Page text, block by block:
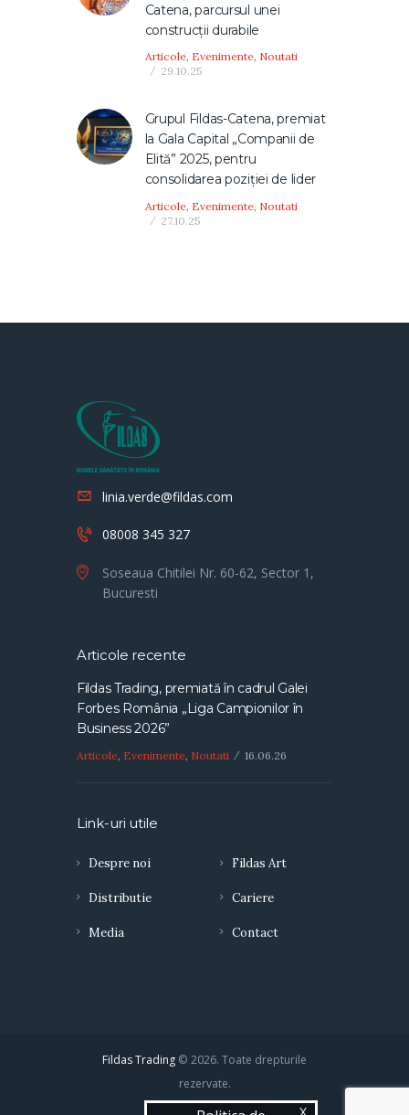
Catena, parcursul unei
construcţii durabile
Articole, Evenimente, Noutati
29.10.25
Grupul Fildas-Catena, premiat
la Gala Capital „Companii de
Elită” 2025, pentru
consolidarea poziției de lider
Articole, Evenimente, Noutati
27.10.25
linia.verde@fildas.com
08008 345 327
Soseaua Chitilei Nr. 60-62, Sector 1,
Bucuresti
Articole recente
Fildas Trading, premiată în cadrul Galei
Forbes România „Liga Campionilor în
Business 2026”
Articole Evenimente Noutati 16.06.26
Link-uri utile
Despre noi
Distributie
Media
Fildas Art
Cariere
Contact
Fildas Trading © 2026. Toate drepturile
rezervate.